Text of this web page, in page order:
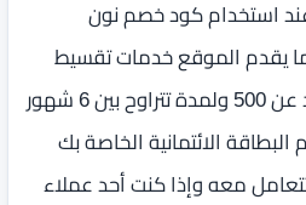
استخدام كود خصم نون
يقدم الموقع خدمات تقسيط
المشتريات للمبالغ التي تزيد عن 500 ولمدة تتراوح بين 6 شهور
البطاقة الائتمانية الخاصة بك
معه وإذا كنت أحد عملاء